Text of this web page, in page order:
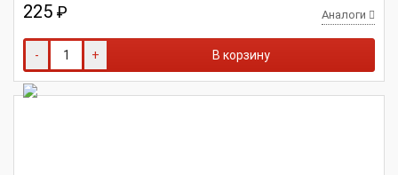
225 ₽ Аналоги
- + В корзину